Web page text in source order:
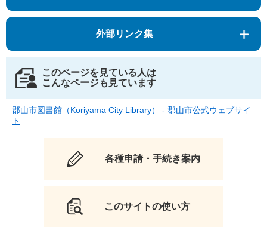
外部リンク集
このページを見ている人は
こんなページも見ています
郡山市図書館（Koriyama City Library） - 郡山市公式ウェブサイ
ト
各種申請・手続き案内
このサイトの使い方